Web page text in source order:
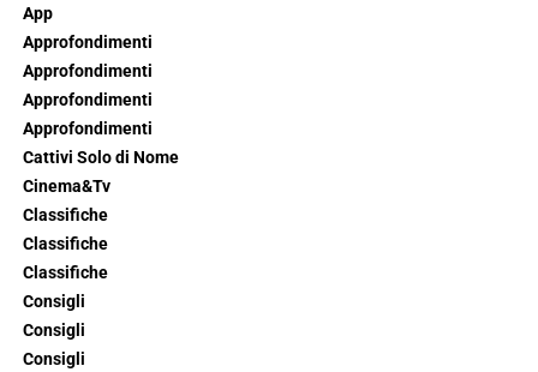
App
Approfondimenti
Approfondimenti
Approfondimenti
Approfondimenti
Cattivi Solo di Nome
Cinema&Tv
Classifiche
Classifiche
Classifiche
Consigli
Consigli
Consigli